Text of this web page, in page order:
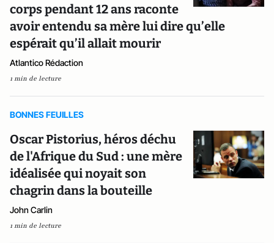
corps pendant 12 ans raconte
avoir entendu sa mère lui dire qu’elle
espérait qu’il allait mourir
Atlantico Rédaction
1 min de lecture
BONNES FEUILLES
Oscar Pistorius, héros déchu
de l'Afrique du Sud : une mère
idéalisée qui noyait son
chagrin dans la bouteille
John Carlin
1 min de lecture